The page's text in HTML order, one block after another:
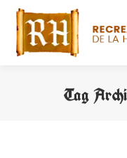
Tag